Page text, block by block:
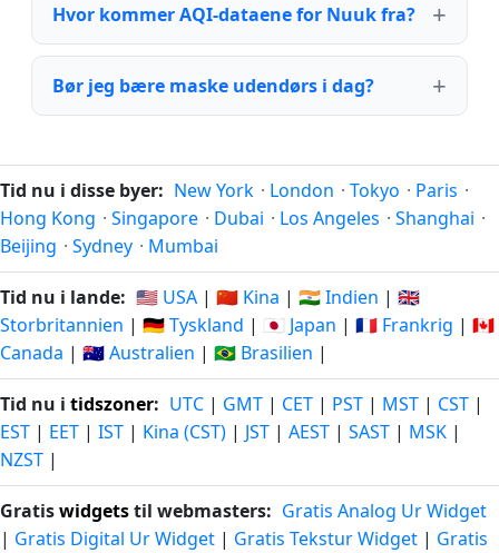
Hvor kommer AQI-dataene for Nuuk fra?
Bør jeg bære maske udendørs i dag?
Tid nu i disse byer: New York · London · Tokyo · Paris ·
Hong Kong · Singapore · Dubai · Los Angeles · Shanghai ·
Beijing · Sydney · Mumbai
Tid nu i lande: 🇺🇸 USA | 🇨🇳 Kina | 🇮🇳 Indien | 🇬🇧
Storbritannien | 🇩🇪 Tyskland | 🇯🇵 Japan | 🇫🇷 Frankrig | 🇨🇦
Canada | 🇦🇺 Australien | 🇧🇷 Brasilien |
Tid nu i tidszoner: UTC | GMT | CET | PST | MST | CST |
EST | EET | IST | Kina (CST) | JST | AEST | SAST | MSK |
NZST |
Gratiswidgetstil webmasters: Gratis Analog Ur Widget
| Gratis Digital Ur Widget | Gratis Tekstur Widget | Gratis